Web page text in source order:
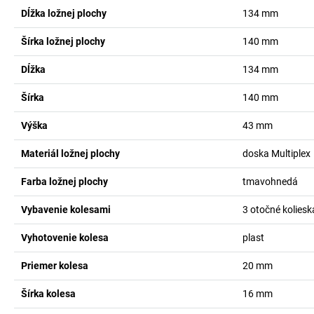
Dĺžka ložnej plochy 134 mm
Šírka ložnej plochy 140 mm
Dĺžka 134 mm
Šírka 140 mm
Výška 43 mm
Materiál ložnej plochy doska Multiplex
Farba ložnej plochy tmavohnedá
Vybavenie kolesami 3 otočné
Vyhotovenie kolesa plast
Priemer kolesa 20 mm
Šírka kolesa 16 mm